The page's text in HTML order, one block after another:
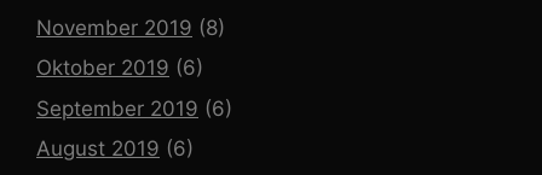
November 2019 (8)
Oktober 2019 (6)
September 2019 (6)
August 2019 (6)